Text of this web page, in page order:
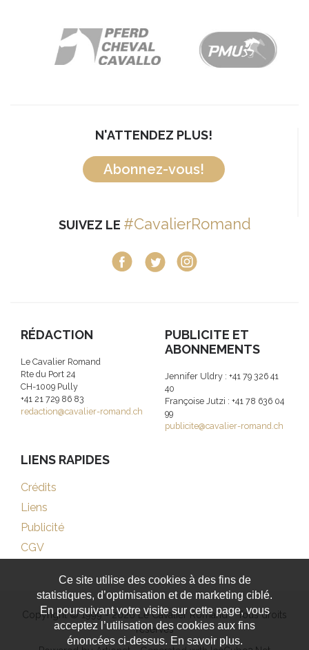
N'ATTENDEZ PLUS!
Abonnez-vous!
SUIVEZ LE #CavalierRomand
RÉDACTION
Le Cavalier Romand
Rte du Port 24
CH-1009 Pully
+41 21 729 86 83
redaction@cavalier-romand.ch
PUBLICITE ET
ABONNEMENTS
Jennifer Uldry : +41 79 326 41
40
Françoise Jutzi : +41 78 636 04
99
publicite@cavalier-romand.ch
LIENS RAPIDES
Crédits
Liens
Publicité
CGV
Copyright © 1999 - 2026 Le Cavalier Romand - Tous droits
réservés
Ce site utilise des cookies à des fins de
statistiques, d’optimisation et de marketing ciblé.
En poursuivant votre visite sur cette page, vous
acceptez l’utilisation des cookies aux fins
énoncées ci-dessus. En savoir plus.